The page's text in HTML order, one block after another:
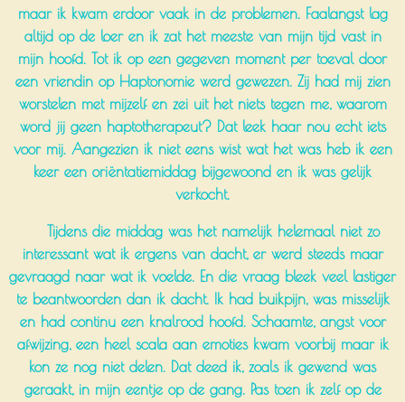
maar ik kwam erdoor vaak in de problemen. Faalangst lag
altijd op de loer en ik zat het meeste van mijn tijd vast in
mijn hoofd. Tot ik op een gegeven moment per toeval door
een vriendin op Haptonomie werd gewezen. Zij had mij zien
worstelen met mijzelf en zei uit het niets tegen me, waarom
word jij geen haptotherapeut? Dat leek haar nou echt iets
voor mij. Aangezien ik niet eens wist wat het was heb ik een
keer een oriëntatiemiddag bijgewoond en ik was gelijk
verkocht.
Tijdens die middag was het namelijk helemaal niet zo
interessant wat ik ergens van dacht, er werd steeds maar
gevraagd naar wat ik voelde. En die vraag bleek veel lastiger
te beantwoorden dan ik dacht. Ik had buikpijn,was misselijk
en had continu een knalrood hoofd. Schaamte, angst voor
afwijzing, een heel scala aan emoties kwam voorbij maar ik
kon ze nog niet delen. Dat deed ik, zoals ik gewend was
geraakt, in mijn eentje op de gang. Pas toen ik zelf op de